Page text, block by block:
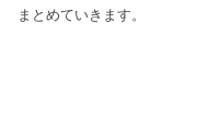
まとめていきます。